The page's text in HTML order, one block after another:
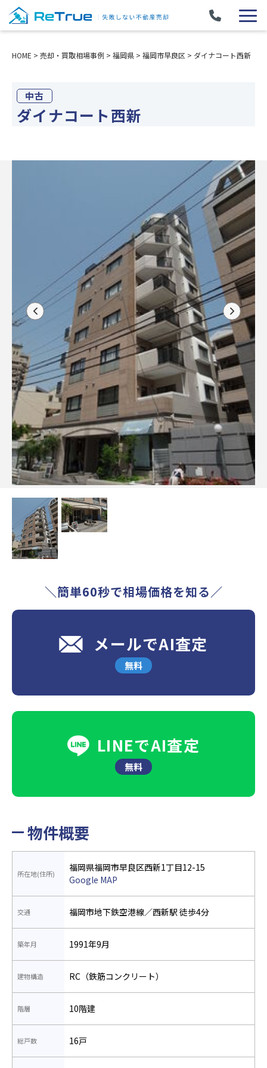
HOME > 売却・買取相場事例 > 福岡県 > 福岡市早良区 > ダイナコート西新
中古
ダイナコート西新
＼簡単60秒で相場価格を知る／
メールでAI査定
無料
LINEでAI査定
無料
物件概要
所在地(住所)
福岡県福岡市早良区西新1丁目12-15
Google MAP
交通 福岡市地下鉄空港線／西新駅 徒歩4分
築年月 1991年9月
建物構造 RC（鉄筋コンクリート）
階層 10階建
総戸数 16戸